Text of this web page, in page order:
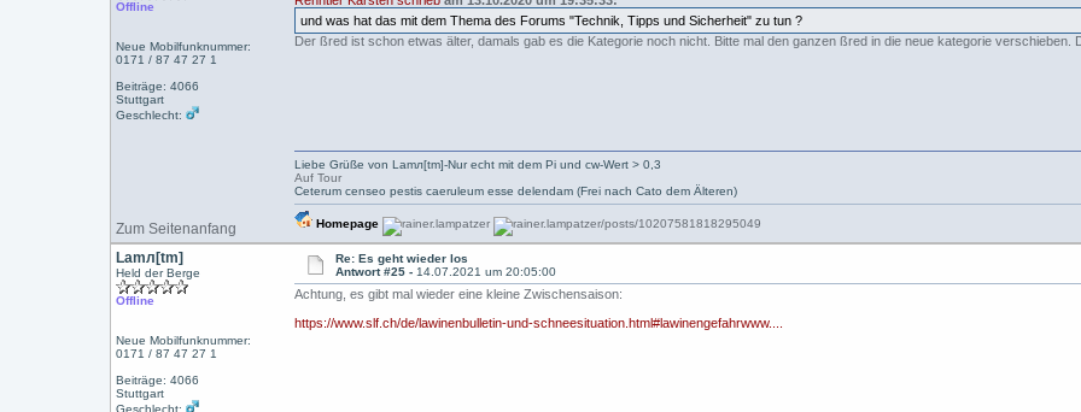
Offline
Neue Mobilfunknummer:
0171 / 87 47 27 1
Beiträge: 4066
Stuttgart
Geschlecht:
und was hat das mit dem Thema des Forums "Technik, Tipps und Sicherheit" zu tun ?
Der ßred ist schon etwas älter, damals gab es die Kategorie noch nicht. Bitte mal den ganzen ßred in die neue kategorie verschieben.
Zum Seitenanfang
Liebe Grüße von Lamл[tm]-Nur echt mit dem Pi und cw-Wert > 0,3
Auf Tour
Ceterum censeo pestis caeruleum esse delendam (Frei nach Cato dem Älteren)
Homepage
Lamл[tm]
Held der Berge
Offline
Neue Mobilfunknummer:
0171 / 87 47 27 1
Beiträge: 4066
Stuttgart
Geschlecht:
Re: Es geht wieder los
Antwort #25 - 14.07.2021 um 20:05:00
Achtung, es gibt mal wieder eine kleine Zwischensaison:
https://www.slf.ch/de/lawinenbulletin-und-schneesituation.html#lawinengefahrwww....